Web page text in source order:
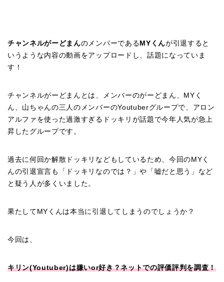
チャンネルがーどまんのメンバーである MYくんが引退すると
いうような内容の動画をアップロードし、話題になっていま
す！
チャンネルがーどまんとは、メンバーのがーどまん、MYく
ん、山ちゃんの三人のメンバーのYoutuberグループで、アロン
アルファを使った過激すぎるドッキリが話題で今年人気が急上
昇したグループです。
過去に何回か解散ドッキリなどもしているため、今回のMYく
んの引退宣言も「ドッキリなのでは？」や「嘘だと思う」など
と疑う人が多くいました。
果たしてMYくんは本当に引退してしまうのでしょうか？
今回は、
キリン(Youtuber)は嫌いor好き？ネットでの評価評判を調査！